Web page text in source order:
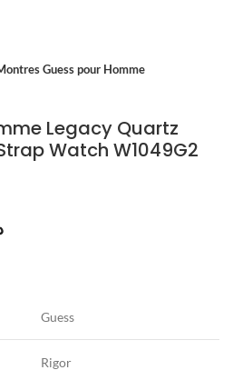
Guess pour Homme
Legacy Quartz
Watch W1049G2
Guess
Rigor